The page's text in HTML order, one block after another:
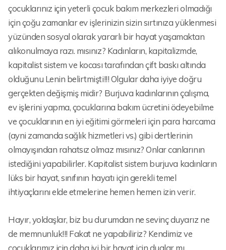
çocuklarınız için yeterli çocuk bakım merkezleri olmadığı
için çoğu zamanlar ev işlerinizin sizin sırtınıza yüklenmesi
yüzünden sosyal olarak yararlı bir hayat yaşamaktan
alıkonulmaya razı. mısınız? Kadınların, kapitalizmde,
kapitalist sistem ve kocası tarafından çift baskı altında
olduğunu Lenin belirtmişti!!! Olgular daha iyiye doğru
gerçekten değişmiş midir? Burjuva kadınlarının çalışma,
ev işlerini yapma, çocuklarına bakım ücretini ödeyebilme
ve çocuklarının en iyi eğitimi görmeleri için para harcama
(ayni zamanda sağlık hizmetleri vs.) gibi dertlerinin
olmayışından rahatsız olmaz mısınız? Onlar canlarının
istediğini yapabilirler. Kapitalist sistem burjuva kadınların
lüks bir hayat, sınıfının hayatı için gerekli temel
ihtiyaçlarını elde etmelerine hemen hemen izin verir.
Hayır, yoldaşlar, biz bu durumdan ne sevinç duyarız ne
de memnunluk!!! Fakat ne yapabiliriz? Kendimiz ve
çocuklarımız için daha iyi bir hayat için dualar mı